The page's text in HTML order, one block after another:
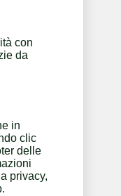
con
da
in
clic
delle
privacy,